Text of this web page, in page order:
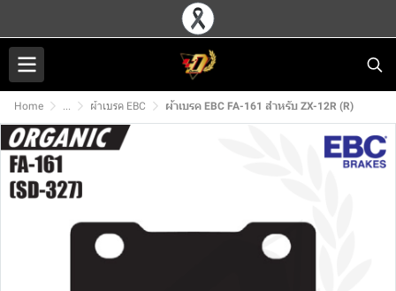
Home ... ผ้าเบรค EBC ผ้าเบรค EBC FA-161 สำหรับ ZX-12R (R)